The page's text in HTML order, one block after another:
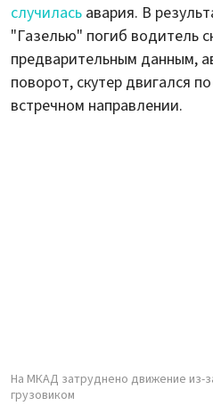
случилась авария. В
"Газелью" погиб водитель
предварительным данным,
поворот, скутер двигался
встречном направлении.
На МКАД затруднено движение из-
грузовиком